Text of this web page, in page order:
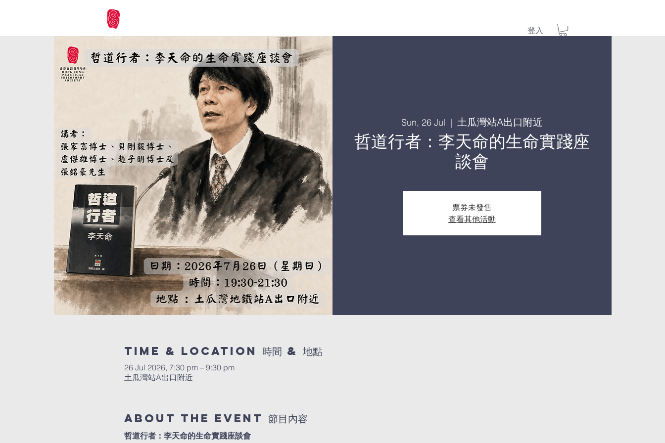
登入
Sun, 26 Jul
  |
土瓜灣站A出口附近
哲道行者：李天命的生命實踐座
談會
票券未發售
查看其他活動
Time & Location 時間 & 地點
26 Jul 2026, 7:30 pm – 9:30 pm
土瓜灣站A出口附近
About the event 節目內容
哲道行者：李天命的生命實踐座談會